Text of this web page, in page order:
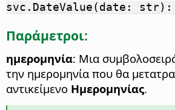
svc.DateValue(date: str):
Παράμετροι:
ημερομηνία: Μια
την ημερομηνία που θα
αντικείμενο Ημερομηνίας.